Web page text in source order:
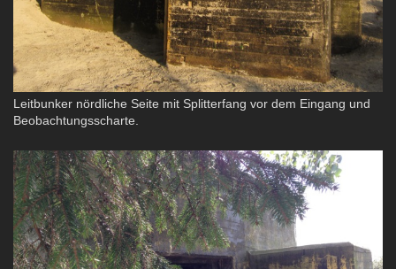
Leitbunker nördliche Seite mit Splitterfang vor dem Eingang und
Beobachtungsscharte.